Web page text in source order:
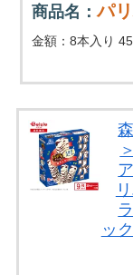
商品名：パ
金額：8本入り
ッ